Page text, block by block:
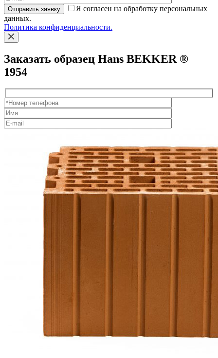
Отправить заявку
Я согласен на обработку персональных
данных.
Политика конфиденциальности.
Заказать образец Hans BEKKER ®
1954